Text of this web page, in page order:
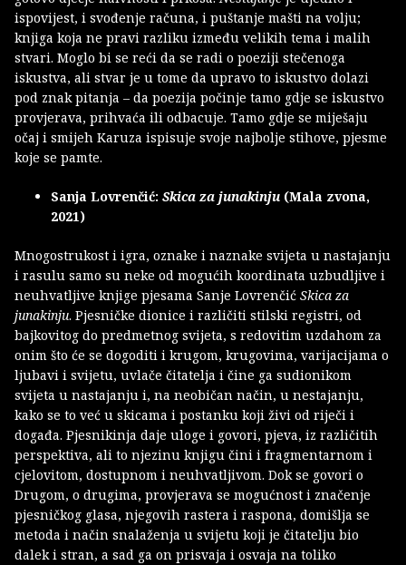
ispovijest, i svođenje računa, i puštanje mašti na volju;
knjiga koja ne pravi razliku između velikih tema i malih
stvari. Moglo bi se reći da se radi o poeziji stečenoga
iskustva, ali stvar je u tome da upravo to iskustvo dolazi
pod znak pitanja – da poezija počinje tamo gdje se iskustvo
provjerava, prihvaća ili odbacuje. Tamo gdje se miješaju
očaj i smijeh Karuza ispisuje svoje najbolje stihove, pjesme
koje se pamte.
Sanja Lovrenčić: Skica za junakinju (Mala zvona,
2021)
Mnogostrukost i igra, oznake i naznake svijeta u nastajanju
i rasulu samo su neke od mogućih koordinata uzbudljive i
neuhvatljive knjige pjesama Sanje Lovrenčić Skica za
junakinju. Pjesničke dionice i različiti stilski registri, od
bajkovitog do predmetnog svijeta, s redovitim uzdahom za
onim što će se dogoditi i krugom, krugovima, varijacijama o
ljubavi i svijetu, uvlače čitatelja i čine ga sudionikom
svijeta u nastajanju i, na neobičan način, u nestajanju,
kako se to već u skicama i postanku koji živi od riječi i
događa. Pjesnikinja daje uloge i govori, pjeva, iz različitih
perspektiva, ali to njezinu knjigu čini i fragmentarnom i
cjelovitom, dostupnom i neuhvatljivom. Dok se govori o
Drugom, o drugima, provjerava se mogućnost i značenje
pjesničkog glasa, njegovih rastera i raspona, domišlja se
metoda i način snalaženja u svijetu koji je čitatelju bio
dalek i stran, a sad ga on prisvaja i osvaja na toliko